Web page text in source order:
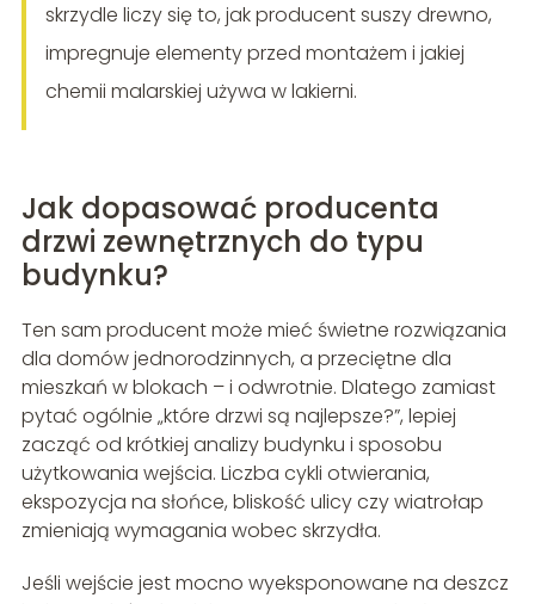
skrzydle liczy się to, jak producent suszy drewno,
impregnuje elementy przed montażem i jakiej
chemii malarskiej używa w lakierni.
Jak dopasować producenta
drzwi zewnętrznych do typu
budynku?
Ten sam producent może mieć świetne rozwiązania
dla domów jednorodzinnych, a przeciętne dla
mieszkań w blokach – i odwrotnie. Dlatego zamiast
pytać ogólnie „które drzwi są najlepsze?”, lepiej
zacząć od krótkiej analizy budynku i sposobu
użytkowania wejścia. Liczba cykli otwierania,
ekspozycja na słońce, bliskość ulicy czy wiatrołap
zmieniają wymagania wobec skrzydła.
Jeśli wejście jest mocno wyeksponowane na deszcz